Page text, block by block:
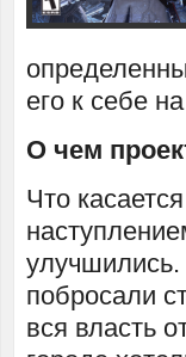
его к себе
О чем
Что
улучшились.
побросали
вся власть